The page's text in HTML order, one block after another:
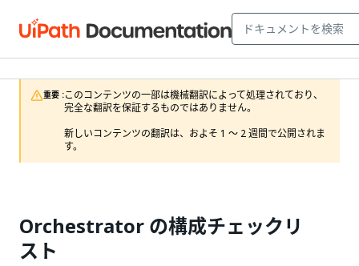
重要 :このコンテンツの一部は機械翻訳によって処理されており、
完全な翻訳を保証するものではありません。
新しいコンテンツの翻訳は、およそ 1 ～ 2 週間で公開されま
す。
Orchestrator の構成チェックリ
スト